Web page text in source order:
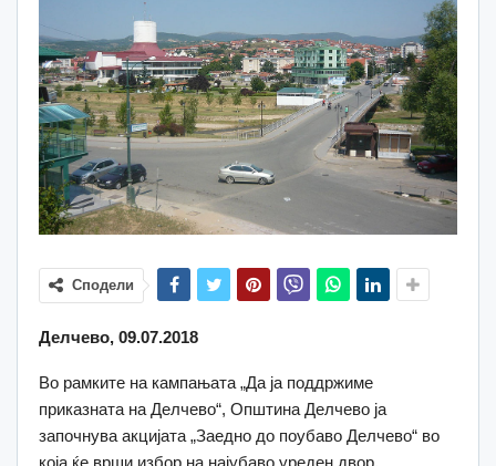
Сподели
Делчево, 09.07.2018
Во рамките на кампањата „Да ја поддржиме
приказната на Делчево“, Општина Делчево ја
започнува акцијата „Заедно до поубаво Делчево“ во